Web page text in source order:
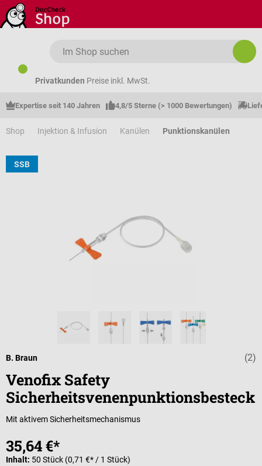
Zum Hauptinhalt springen
Privatkunden Preise inkl. MwSt.
Expertise seit 140 Jahren 4,8/5 Sterne (> 1000 Bewertungen)
Shop Injektion & Infusion Kanülen Punktionskanülen
SSB
(2)
B. Braun
Venofix Safety
Sicherheitsvenenpunktionsbesteck
Mit aktivem Sicherheitsmechanismus
35,64 €*
Inhalt: 50 Stück (0,71 €* / 1 Stück)